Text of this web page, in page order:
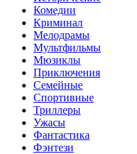
Комедии
Криминал
Мелодрамы
Мультфильмы
Мюзиклы
Приключения
Семейные
Спортивные
Триллеры
Ужасы
Фантастика
Фэнтези